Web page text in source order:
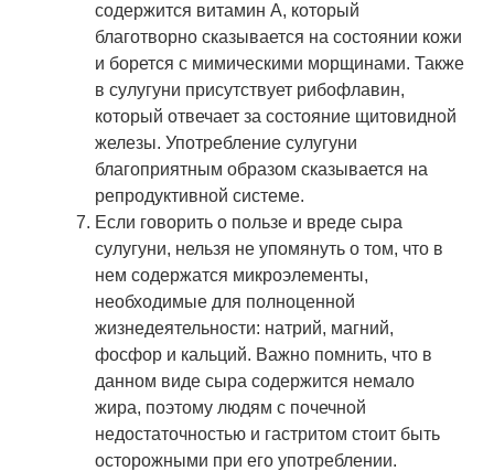
содержится витамин А, который
благотворно сказывается на состоянии кожи
и борется с мимическими морщинами. Также
в сулугуни присутствует рибофлавин,
который отвечает за состояние щитовидной
железы. Употребление сулугуни
благоприятным образом сказывается на
репродуктивной системе.
Если говорить о пользе и вреде сыра
сулугуни, нельзя не упомянуть о том, что в
нем содержатся микроэлементы,
необходимые для полноценной
жизнедеятельности: натрий, магний,
фосфор и кальций. Важно помнить, что в
данном виде сыра содержится немало
жира, поэтому людям с почечной
недостаточностью и гастритом стоит быть
осторожными при его употреблении.